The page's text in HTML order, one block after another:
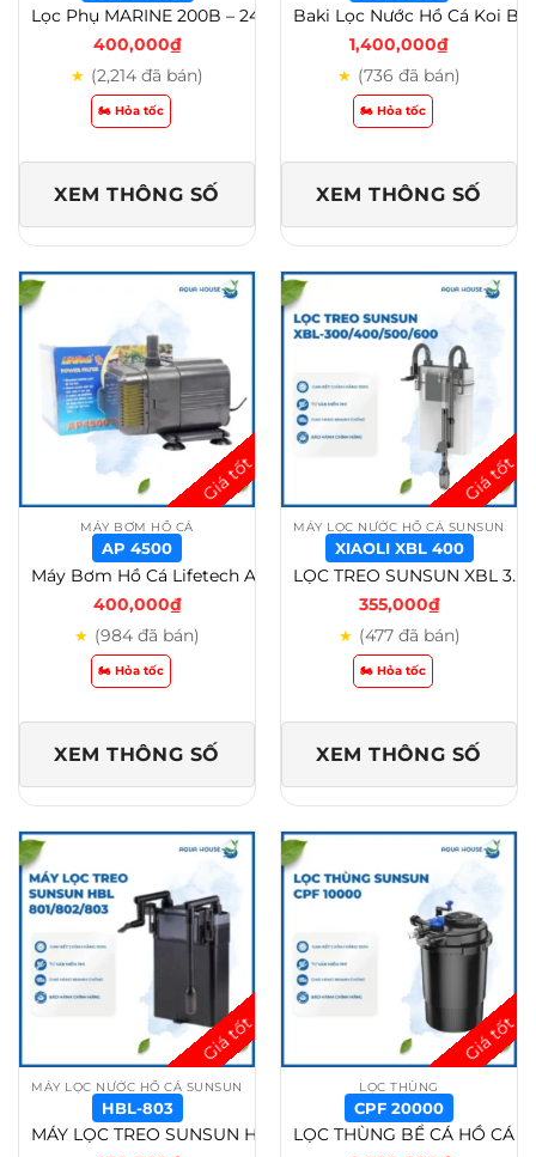
400,000₫
★ (2,214 đã bán)
🏍️ Hỏa tốc
XEM THÔNG SỐ
1,400,000₫
★ (736 đã bán)
🏍️ Hỏa tốc
XEM THÔNG SỐ
MÁY BƠM HỒ CÁ
AP 4500
400,000₫
★ (984 đã bán)
🏍️ Hỏa tốc
XEM THÔNG SỐ
MÁY LỌC NƯỚC HỒ CÁ SUNSUN
XIAOLI XBL 400
LỌC TREO SUNSUN XBL 300/XBL 400/XBL 500/XBL 600 – Xiaoli XBL 400
355,000₫
★ (477 đã bán)
🏍️ Hỏa tốc
XEM THÔNG SỐ
MÁY LỌC NƯỚC HỒ CÁ SUNSUN
HBL-803
LỌC THÙNG
CPF 20000